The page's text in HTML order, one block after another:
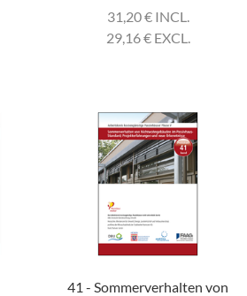
31,20€INCL.
29,16€EXCL.
41 - Sommerverhalten von